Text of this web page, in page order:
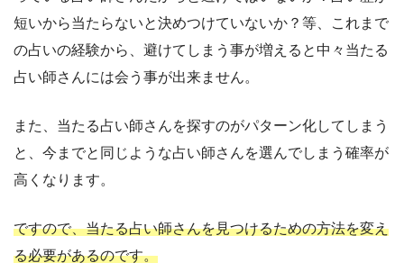
短いから当たらないと決めつけていないか？等、これまで
の占いの経験から、避けてしまう事が増えると中々当たる
占い師さんには会う事が出来ません。
また、当たる占い師さんを探すのがパターン化してしまう
と、今までと同じような占い師さんを選んでしまう確率が
高くなります。
ですので、当たる占い師さんを見つけるための方法を変え
る必要があるのです。